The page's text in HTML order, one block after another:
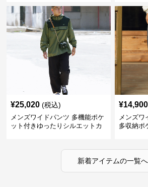
¥25,020 (税込)
メンズワイドパンツ 多機能ポケ
ット付きゆったりシルエットカ
¥14,900
メンズワ
多収納ポ
新着アイテムの一覧へ